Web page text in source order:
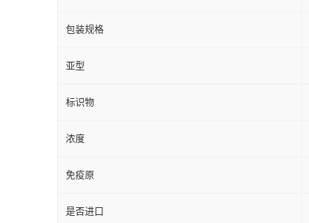
包装规格
亚型
标识物
浓度
免疫原
是否进口